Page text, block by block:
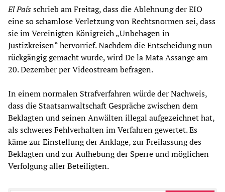
El Paísschrieb am Freitag, dass die Ablehnung der EIO
eine so schamlose Verletzung von Rechtsnormen sei, dass
sie im Vereinigten Königreich „Unbehagen in
Justizkreisen“ hervorrief. Nachdem die Entscheidung nun
rückgängig gemacht wurde, wird De la Mata Assange am
20. Dezember per Videostream befragen.
In einem normalen Strafverfahren würde der Nachweis,
dass die Staatsanwaltschaft Gespräche zwischen dem
Beklagten und seinen Anwälten illegal aufgezeichnet hat,
als schweres Fehlverhalten im Verfahren gewertet. Es
käme zur Einstellung der Anklage, zur Freilassung des
Beklagten und zur Aufhebung der Sperre und möglichen
Verfolgung aller Beteiligten.